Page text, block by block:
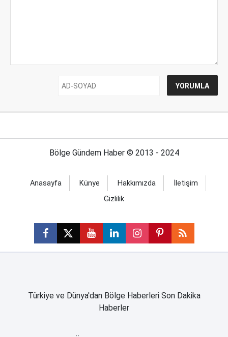
Bölge Gündem Haber © 2013 - 2024
Anasayfa Künye Hakkımızda
İletişim
Gizlilik
Türkiye ve Dünya'dan Bölge Haberleri Son Dakika
Haberler